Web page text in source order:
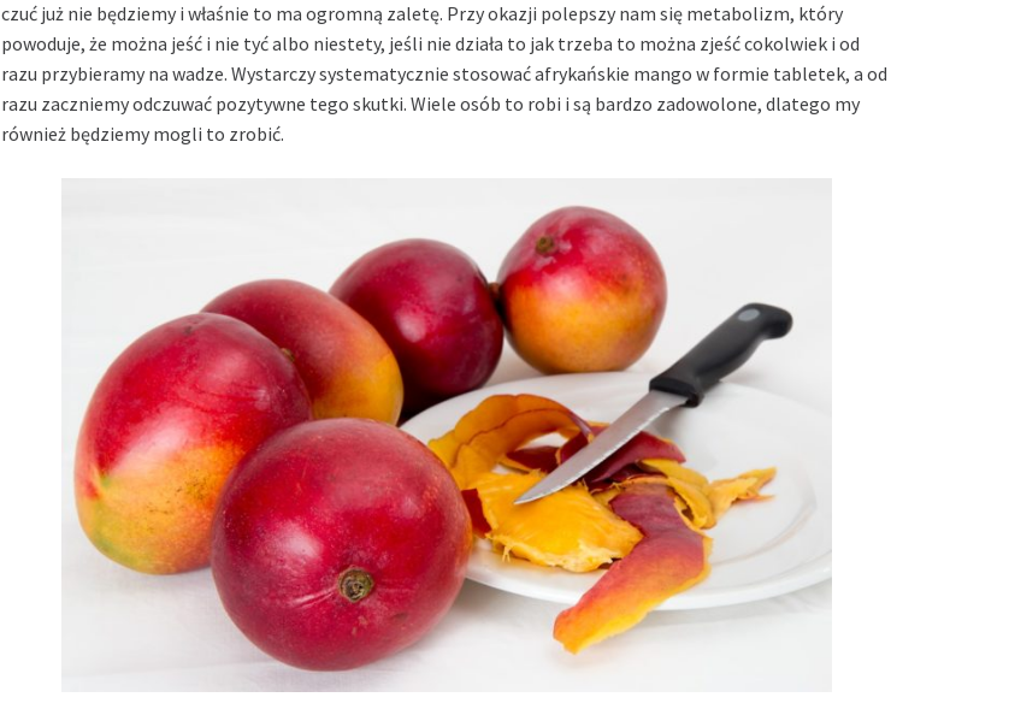
czuć już nie będziemy i właśnie to ma ogromną zaletę. Przy okazji polepszy nam się metabolizm, który
powoduje, że można jeść i nie tyć albo niestety, jeśli nie działa to jak trzeba to można zjeść cokolwiek i od
razu przybieramy na wadze. Wystarczy systematycznie stosować afrykańskie mango w formie tabletek, a od
razu zaczniemy odczuwać pozytywne tego skutki. Wiele osób to robi i są bardzo zadowolone, dlatego my
również będziemy mogli to zrobić.